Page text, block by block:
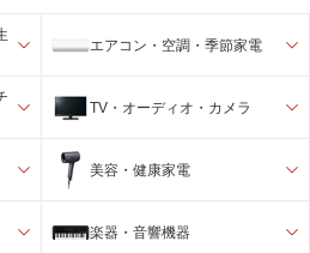
エアコン・空調・季節家電
TV・オーディオ・カメラ
美容・健康家電
楽器・音響機器